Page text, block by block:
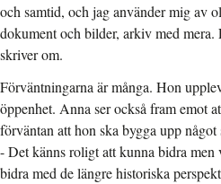
och samtid, och jag använder mig av
dokument och bilder, arkiv med
skriver om.
Förväntningarna är många. Hon
öppenhet. Anna ser också fram emot
förväntan att hon ska bygga upp något
- Det känns roligt att kunna bidra
bidra med de längre historiska